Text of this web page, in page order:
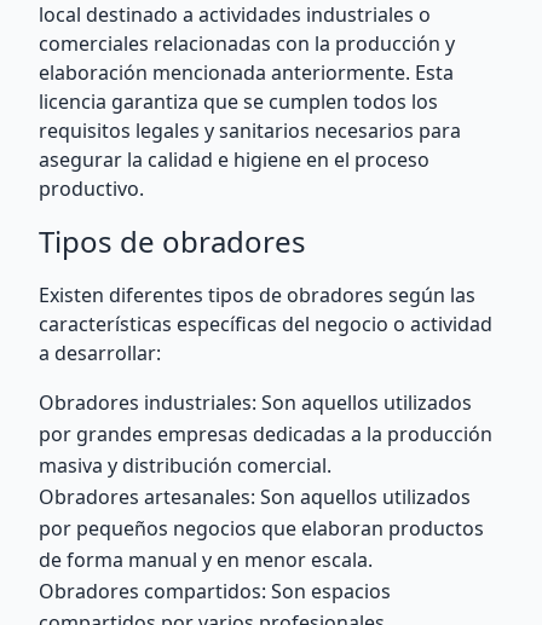
local destinado a actividades industriales o
comerciales relacionadas con la producción y
elaboración mencionada anteriormente. Esta
licencia garantiza que se cumplen todos los
requisitos legales y sanitarios necesarios para
asegurar la calidad e higiene en el proceso
productivo.
Tipos de obradores
Existen diferentes tipos de obradores según las
características específicas del negocio o actividad
a desarrollar:
Obradores industriales: Son aquellos utilizados
por grandes empresas dedicadas a la producción
masiva y distribución comercial.
Obradores artesanales: Son aquellos utilizados
por pequeños negocios que elaboran productos
de forma manual y en menor escala.
Obradores compartidos: Son espacios